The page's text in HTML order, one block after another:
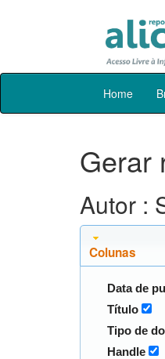
Skip
Home
Gerar
Autor :
Colunas
Data de
Título
Tipo de
Handle